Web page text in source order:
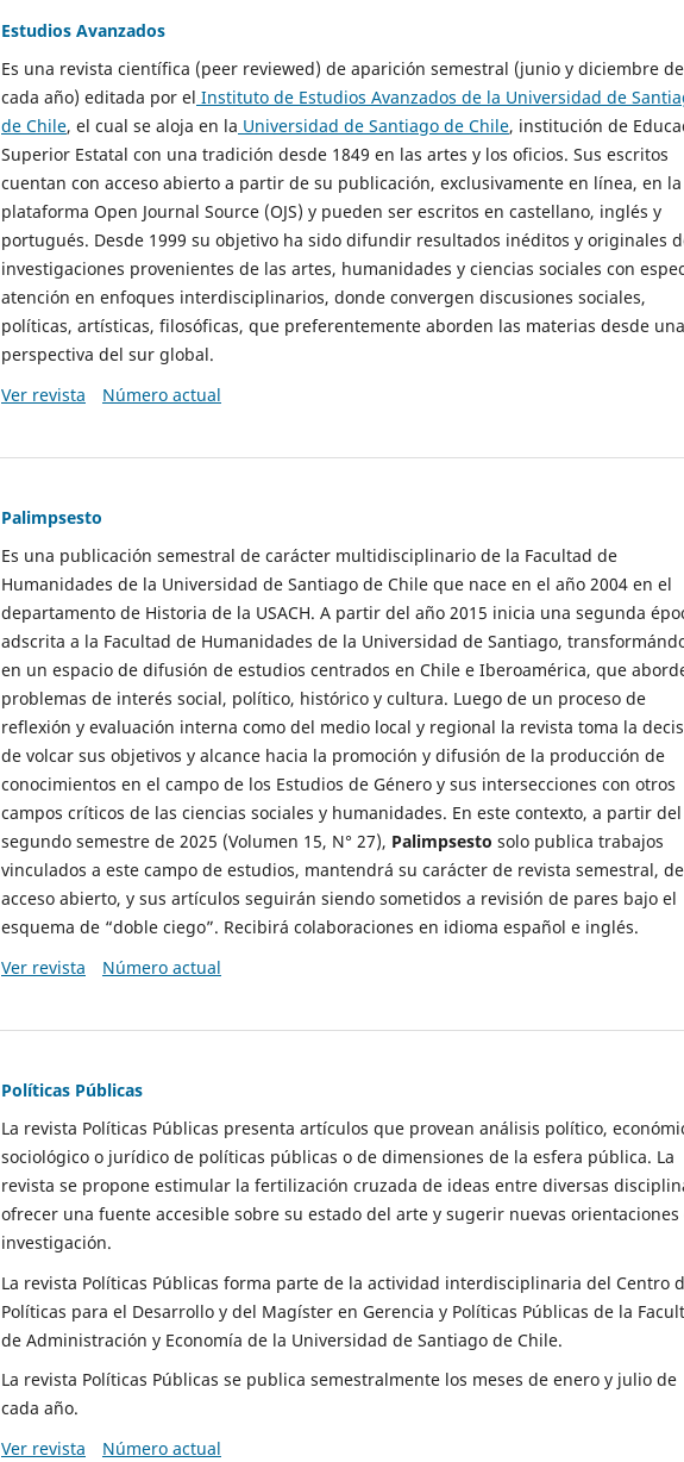
Estudios Avanzados
Es una revista científica (peer reviewed) de aparición semestral (junio y diciembre de
cada año) editada por el Instituto de Estudios Avanzados de la Universidad de
de Chile, el cual se aloja en la Universidad de Santiago de Chile, institución de
Superior Estatal con una tradición desde 1849 en las artes y los oficios. Sus escritos
cuentan con acceso abierto a partir de su publicación, exclusivamente en línea, en la
plataforma Open Journal Source (OJS) y pueden ser escritos en castellano, inglés y
portugués. Desde 1999 su objetivo ha sido difundir resultados inéditos y originales
investigaciones provenientes de las artes, humanidades y ciencias sociales con
atención en enfoques interdisciplinarios, donde convergen discusiones sociales,
políticas, artísticas, filosóficas, que preferentemente aborden las materias desde una
perspectiva del sur global.
Ver revista
Número actual
Palimpsesto
Es una publicación semestral de carácter multidisciplinario de la Facultad de
Humanidades de la Universidad de Santiago de Chile que nace en el año 2004 en el
departamento de Historia de la USACH. A partir del año 2015 inicia una segunda
adscrita a la Facultad de Humanidades de la Universidad de Santiago,
en un espacio de difusión de estudios centrados en Chile e Iberoamérica, que
problemas de interés social, político, histórico y cultura. Luego de un proceso de
reflexión y evaluación interna como del medio local y regional la revista toma la
de volcar sus objetivos y alcance hacia la promoción y difusión de la producción de
conocimientos en el campo de los Estudios de Género y sus intersecciones con otros
campos críticos de las ciencias sociales y humanidades. En este contexto, a partir del
segundo semestre de 2025 (Volumen 15, N° 27), Palimpsesto solo publica trabajos
vinculados a este campo de estudios, mantendrá su carácter de revista semestral, de
acceso abierto, y sus artículos seguirán siendo sometidos a revisión de pares bajo el
esquema de “doble ciego”. Recibirá colaboraciones en idioma español e inglés.
Ver revista
Número actual
Políticas Públicas
La revista Políticas Públicas presenta artículos que provean análisis político,
sociológico o jurídico de políticas públicas o de dimensiones de la esfera pública. La
revista se propone estimular la fertilización cruzada de ideas entre diversas
ofrecer una fuente accesible sobre su estado del arte y sugerir nuevas orientaciones
investigación.
La revista Políticas Públicas forma parte de la actividad interdisciplinaria del Centro
Políticas para el Desarrollo y del Magíster en Gerencia y Políticas Públicas de la
de Administración y Economía de la Universidad de Santiago de Chile.
La revista Políticas Públicas se publica semestralmente los meses de enero y julio de
cada año.
Ver revista
Número actual